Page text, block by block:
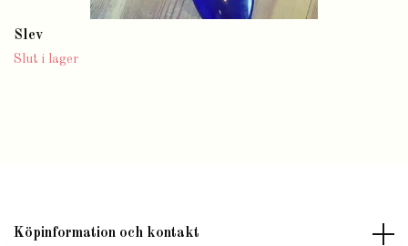
Slev
Slut i lager
Köpinformation och kontakt